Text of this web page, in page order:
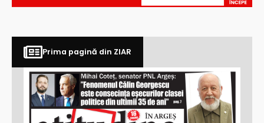
Prima pagină din ZIAR